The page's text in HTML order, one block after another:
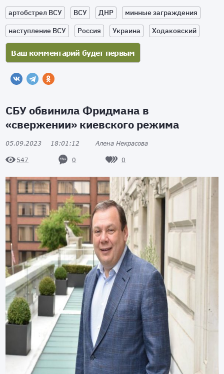
артобстрел ВСУ ВСУ ДНР
минные заграждения
наступление ВСУ
Россия Украина Ходаковский
СБУ обвинила Фридмана в
«свержении» киевского режима
05.09.2023 18:01:12 Алена Некрасова
547 0 0